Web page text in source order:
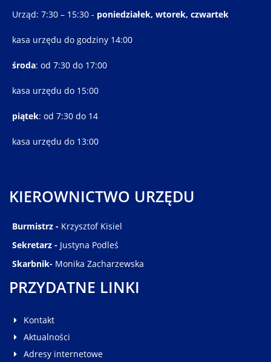
Urząd: 7:30 – 15:30 - poniedziałek, wtorek, czwartek
kasa urzędu do godziny 14:00
środa: od 7:30 do 17:00
kasa urzędu do 15:00
piątek: od 7:30 do 14
kasa urzędu do 13:00
KIEROWNICTWO URZĘDU
Burmistrz - Krzysztof Kisiel
Sekretarz - Justyna Podleś
Skarbnik- Monika Zacharzewska
PRZYDATNE LINKI
Kontakt
Aktualności
Adresy internetowe